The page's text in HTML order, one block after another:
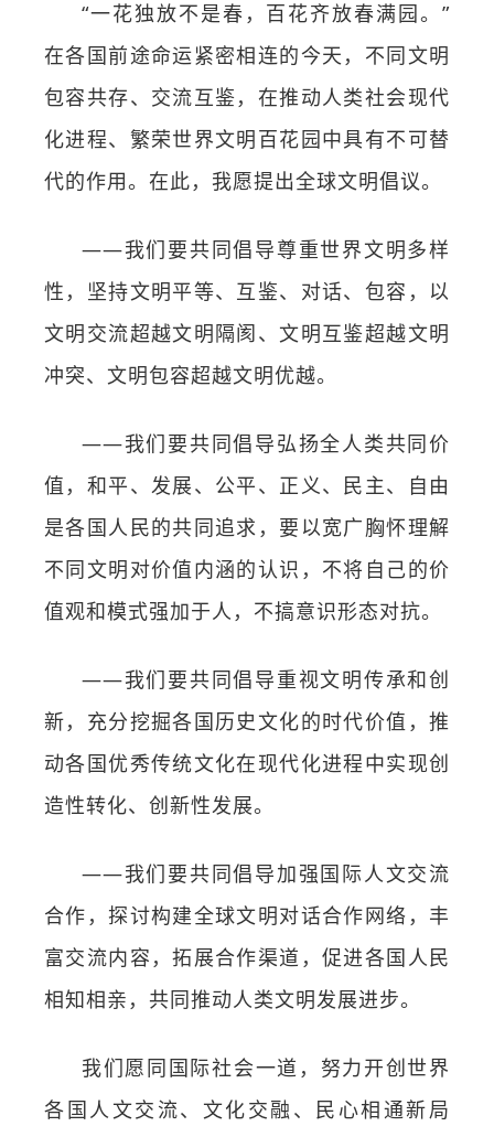
“一花独放不是春，百花齐放春满园。”
在各国前途命运紧密相连的今天，不同文明
包容共存、交流互鉴，在推动人类社会现代
化进程、繁荣世界文明百花园中具有不可替
代的作用。在此，我愿提出全球文明倡议。
——我们要共同倡导尊重世界文明多样
性，坚持文明平等、互鉴、对话、包容，以
文明交流超越文明隔阂、文明互鉴超越文明
冲突、文明包容超越文明优越。
——我们要共同倡导弘扬全人类共同价
值，和平、发展、公平、正义、民主、自由
是各国人民的共同追求，要以宽广胸怀理解
不同文明对价值内涵的认识，不将自己的价
值观和模式强加于人，不搞意识形态对抗。
——我们要共同倡导重视文明传承和创
新，充分挖掘各国历史文化的时代价值，推
动各国优秀传统文化在现代化进程中实现创
造性转化、创新性发展。
——我们要共同倡导加强国际人文交流
合作，探讨构建全球文明对话合作网络，丰
富交流内容，拓展合作渠道，促进各国人民
相知相亲，共同推动人类文明发展进步。
我们愿同国际社会一道，努力开创世界
各国人文交流、文化交融、民心相通新局